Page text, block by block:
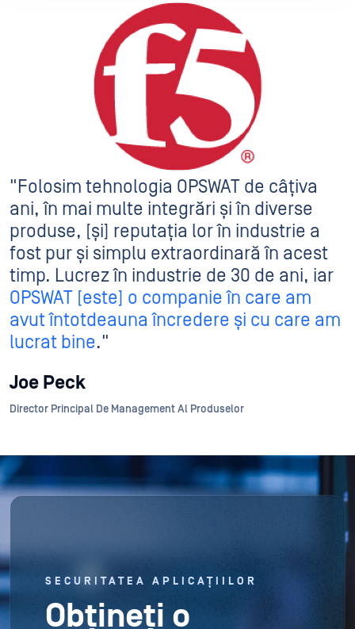
"Folosim tehnologia OPSWAT de câțiva
ani, în mai multe integrări și în diverse
produse, [și] reputația lor în industrie a
fost pur și simplu extraordinară în acest
timp. Lucrez în industrie de 30 de ani, iar
OPSWAT [este] o companie în care am
avut întotdeauna încredere și cu care am
lucrat bine."
Joe Peck
Director Principal De Management Al Produselor
SECURITATEA APLICAȚIILOR
Obțineți o